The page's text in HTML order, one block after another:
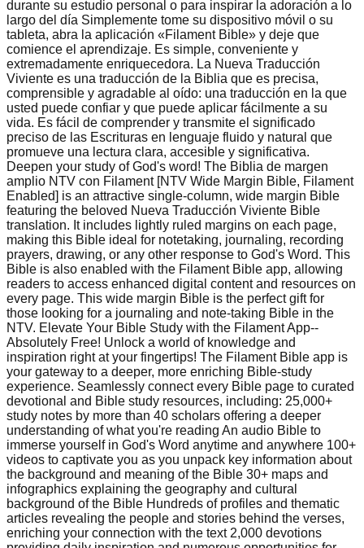
durante su estudio personal o para inspirar la adoración a lo
largo del día Simplemente tome su dispositivo móvil o su
tableta, abra la aplicación «Filament Bible» y deje que
comience el aprendizaje. Es simple, conveniente y
extremadamente enriquecedora. La Nueva Traducción
Viviente es una traducción de la Biblia que es precisa,
comprensible y agradable al oído: una traducción en la que
usted puede confiar y que puede aplicar fácilmente a su
vida. Es fácil de comprender y transmite el significado
preciso de las Escrituras en lenguaje fluido y natural que
promueve una lectura clara, accesible y significativa.
Deepen your study of God's word! The Biblia de margen
amplio NTV con Filament [NTV Wide Margin Bible, Filament
Enabled] is an attractive single-column, wide margin Bible
featuring the beloved Nueva Traducción Viviente Bible
translation. It includes lightly ruled margins on each page,
making this Bible ideal for notetaking, journaling, recording
prayers, drawing, or any other response to God's Word. This
Bible is also enabled with the Filament Bible app, allowing
readers to access enhanced digital content and resources on
every page. This wide margin Bible is the perfect gift for
those looking for a journaling and note-taking Bible in the
NTV. Elevate Your Bible Study with the Filament App--
Absolutely Free! Unlock a world of knowledge and
inspiration right at your fingertips! The Filament Bible app is
your gateway to a deeper, more enriching Bible-study
experience. Seamlessly connect every Bible page to curated
devotional and Bible study resources, including: 25,000+
study notes by more than 40 scholars offering a deeper
understanding of what you're reading An audio Bible to
immerse yourself in God's Word anytime and anywhere 100+
videos to captivate you as you unpack key information about
the background and meaning of the Bible 30+ maps and
infographics explaining the geography and cultural
background of the Bible Hundreds of profiles and thematic
articles revealing the people and stories behind the verses,
enriching your connection with the text 2,000 devotions